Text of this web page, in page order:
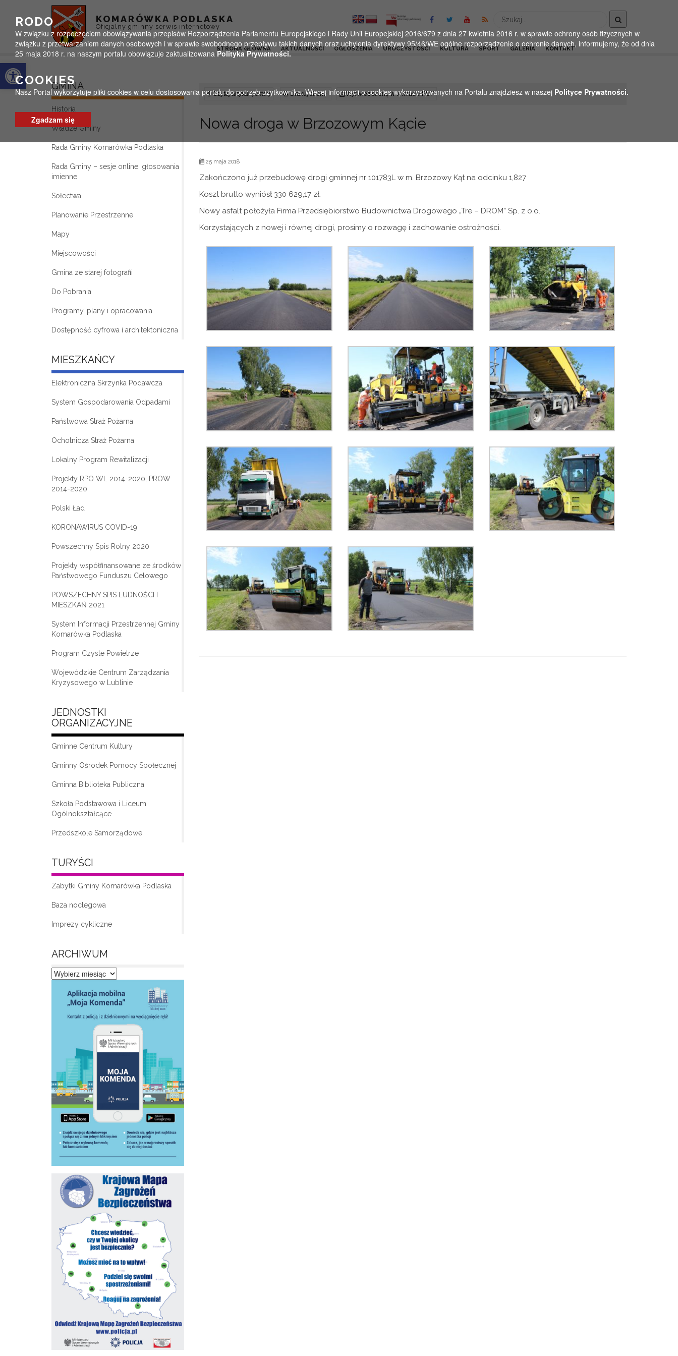
Otwórz pasek narzędzi
KOMARÓWKA PODLASKA
Oficjalny gminny serwis internetowy
Wyszukaj
STRONA GŁÓWNA AKTUALNOŚCI OGŁOSZENIA UROCZYSTOŚCI KULTURA SPORT GALERIA KONTAKT
GMINA
Historia
Władze Gminy
Rada Gminy Komarówka Podlaska
Rada Gminy – sesje online, głosowania
imienne
Sołectwa
Planowanie Przestrzenne
Mapy
Miejscowości
Gmina ze starej fotografii
Do Pobrania
Programy, plany i opracowania
Dostępność cyfrowa i architektoniczna
MIESZKAŃCY
Elektroniczna Skrzynka Podawcza
System Gospodarowania Odpadami
Państwowa Straż Pożarna
Ochotnicza Straż Pożarna
Lokalny Program Rewitalizacji
Projekty RPO WL 2014-2020, PROW
2014-2020
Polski Ład
KORONAWIRUS COVID-19
Powszechny Spis Rolny 2020
Projekty współfinansowane ze środków
Państwowego Funduszu Celowego
POWSZECHNY SPIS LUDNOŚCI I
MIESZKAŃ 2021
System Informacji Przestrzennej Gminy
Komarówka Podlaska
Program Czyste Powietrze
Wojewódzkie Centrum Zarządzania
Kryzysowego w Lublinie
JEDNOSTKI
ORGANIZACYJNE
Gminne Centrum Kultury
Gminny Ośrodek Pomocy Społecznej
„Moda na seniora – klub seniora w
Gminna Biblioteka Publiczna
Szkoła Podstawowa i Liceum
Ogólnokształcące
Przedszkole Samorządowe
TURYŚCI
Zabytki Gminy Komarówka Podlaska
Baza noclegowa
Imprezy cykliczne
ARCHIWUM
Archiwum
Czytaj artykuł (lektor) Drukuj stronę Wyświetl stronę w formacie PDF
Nowa droga w Brzozowym Kącie
25 maja 2018
Zakończono już przebudowę drogi gminnej nr 101783L w m. Brzozowy Kąt na odcinku 1,827
Koszt brutto wyniósł 330 629,17 zł.
Nowy asfalt położyła Firma Przedsiębiorstwo Budownictwa Drogowego „Tre – DROM” Sp. z o.o.
Korzystających z nowej i równej drogi, prosimy o rozwagę i zachowanie ostrożności.
RODO
W związku z rozpoczęciem obowiązywania przepisów Rozporządzenia Parlamentu Europejskiego i Rady Unii Europejskiej 2016/679 z dnia 27 kwietnia 2016 r. w sprawie ochrony osób fizycznych w
związku z przetwarzaniem danych osobowych i w sprawie swobodnego przepływu takich danych oraz uchylenia dyrektywy 95/46/WE ogólne rozporządzenie o ochronie danych, informujemy, że od dnia
25 maja 2018 r. na naszym portalu obowiązuje zaktualizowana Polityka Prywatności.
COOKIES
Nasz Portal wykorzytuje pliki cookies w celu dostosowania portalu do potrzeb użytkownika. Więcej informacji o cookies wykorzystywanych na Portalu znajdziesz w naszej Polityce Prywatności.
Zgadzam się